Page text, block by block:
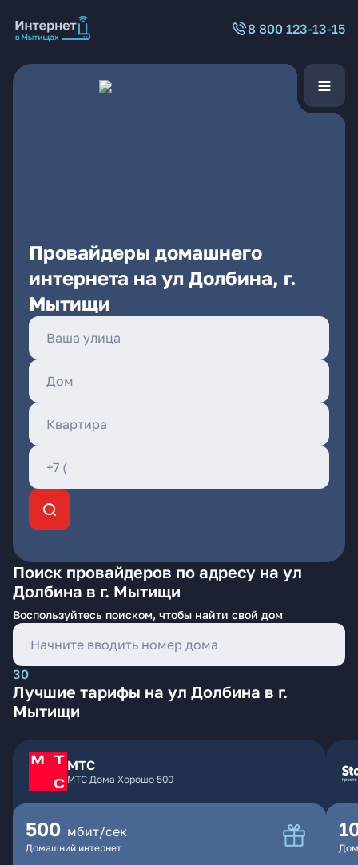
8 800 123-13-15
Провайдеры домашнего
интернета на ул Долбина, г.
Мытищи
Поиск провайдеров по адресу на ул
Долбина в г. Мытищи
Воспользуйтесь поиском, чтобы найти свой дом
30
Лучшие тарифы на ул Долбина в г.
Мытищи
МТС
МТС Дома Хорошо 500
500 мбит/сек
Домашний интернет